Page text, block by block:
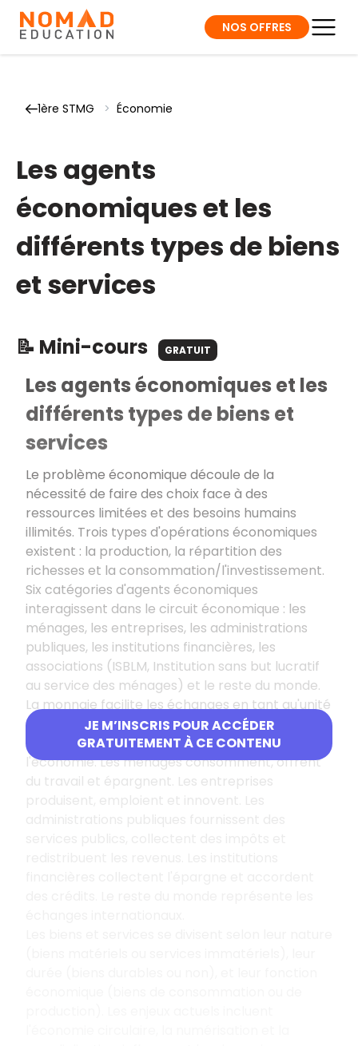
NOS OFFRES
1ère STMG > Économie
Les agents
économiques et les
différents types de biens
et services
📝 Mini-cours GRATUIT
JE M’INSCRIS POUR ACCÉDER
GRATUITEMENT À CE CONTENU
Les agents économiques et les
différents types de biens et
services
Le problème économique découle de la
nécessité de faire des choix face à des
ressources limitées et des besoins humains
illimités. Trois types d'opérations économiques
existent : la production, la répartition des
richesses et la consommation/l'investissement.
Six catégories d'agents économiques
interagissent dans le circuit économique : les
ménages, les entreprises, les administrations
publiques, les institutions financières, les
associations (ISBLM, Institution sans but lucratif
au service des ménages) et le reste du monde.
La monnaie facilite les échanges en tant qu'unité
de compte et réserve de valeur.
Les agents économiques sont les acteurs clés de
l'économie. Les ménages consomment, offrent
du travail et épargnent. Les entreprises
produisent, emploient et innovent. Les